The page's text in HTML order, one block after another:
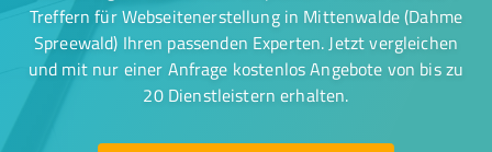
Treffern für Webseitenerstellung in Mittenwalde (Dahme
Spreewald) Ihren passenden Experten. Jetzt vergleichen
und mit nur einer Anfrage kostenlos Angebote von bis zu
20 Dienstleistern erhalten.